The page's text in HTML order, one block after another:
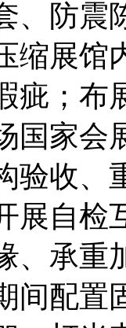
、防震
缩展馆
疵；布
国家会
验收、
展自检
、承重
间配置